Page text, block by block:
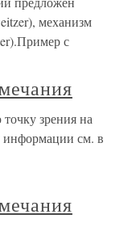
механизм
с
зрения на
информации см. в